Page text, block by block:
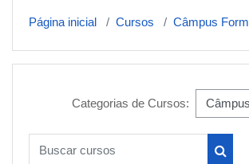
Página inicial Cursos Câmpus
Categorias de Cursos: